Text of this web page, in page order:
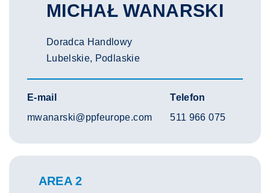
MICHAŁ WANARSKI
Doradca Handlowy
Lubelskie, Podlaskie
E-mail
mwanarski@ppfeurope.com
Telefon
511 966 075
AREA 2